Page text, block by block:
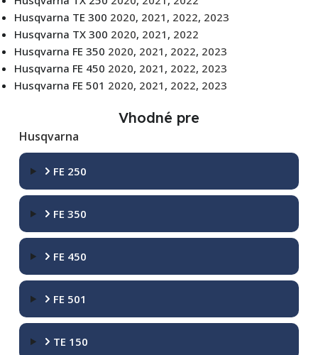
Husqvarna TE 300 2020, 2021 , 2022, 2023
Husqvarna TX 300 2020, 2021 , 2022
Husqvarna FE 350 2020, 2021 , 2022, 2023
Husqvarna FE 450 2020, 2021 , 2022, 2023
Husqvarna FE 501 2020, 2021 , 2022, 2023
Vhodné pre
Husqvarna
FE 250
FE 350
FE 450
FE 501
TE 150